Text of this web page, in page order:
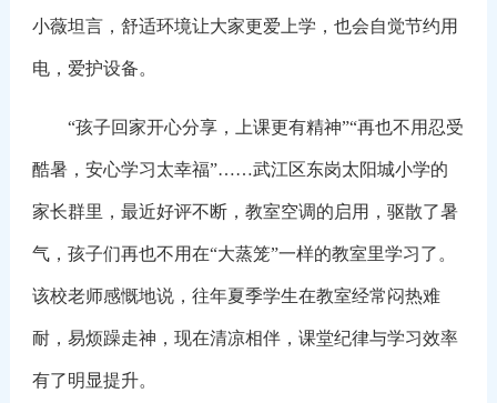
小薇坦言，舒适环境让大家更爱上学，也会自觉节约用
电，爱护设备。
“孩子回家开心分享，上课更有精神”“再也不用忍受
酷暑，安心学习太幸福”……武江区东岗太阳城小学的
家长群里，最近好评不断，教室空调的启用，驱散了暑
气，孩子们再也不用在“大蒸笼”一样的教室里学习了。
该校老师感慨地说，往年夏季学生在教室经常闷热难
耐，易烦躁走神，现在清凉相伴，课堂纪律与学习效率
有了明显提升。